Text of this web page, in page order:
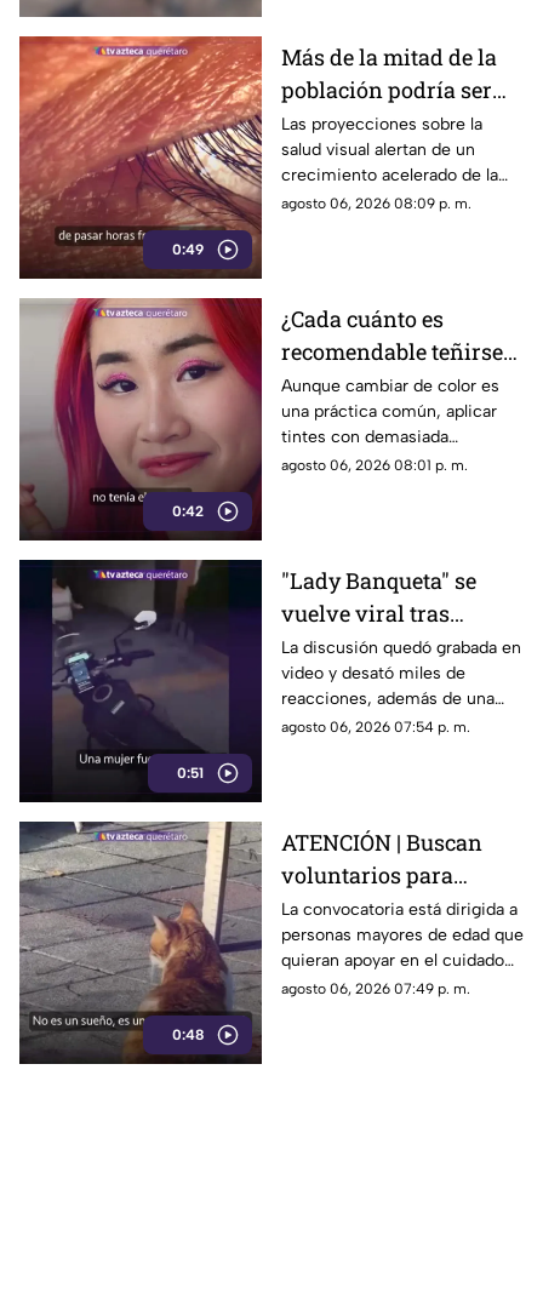
0:49
Más de la mitad de la
población podría ser
miope en 2050;
especialistas advierten
las causas
Las proyecciones sobre la
salud visual alertan de un
crecimiento acelerado de la
miopía y señalan que pasar
agosto 06, 2026 08:09 p. m.
0:42
¿Cada cuánto es
recomendable teñirse
el cabello?
Especialistas explican
por qué hacerlo
seguido puede dañarlo
Aunque cambiar de color es
una práctica común, aplicar
tintes con demasiada
frecuencia puede afectar la
agosto 06, 2026 08:01 p. m.
0:51
"Lady Banqueta" se
vuelve viral tras
confrontar a un
repartidor; así fue el
momento
La discusión quedó grabada en
video y desató miles de
reacciones, además de una
muestra de apoyo de
agosto 06, 2026 07:54 p. m.
0:48
ATENCIÓN | Buscan
voluntarios para
cuidar gatos en una
isla de Grecia
La convocatoria está dirigida a
personas mayores de edad que
quieran apoyar en el cuidado
de gatos rescatados mientras
agosto 06, 2026 07:49 p. m.